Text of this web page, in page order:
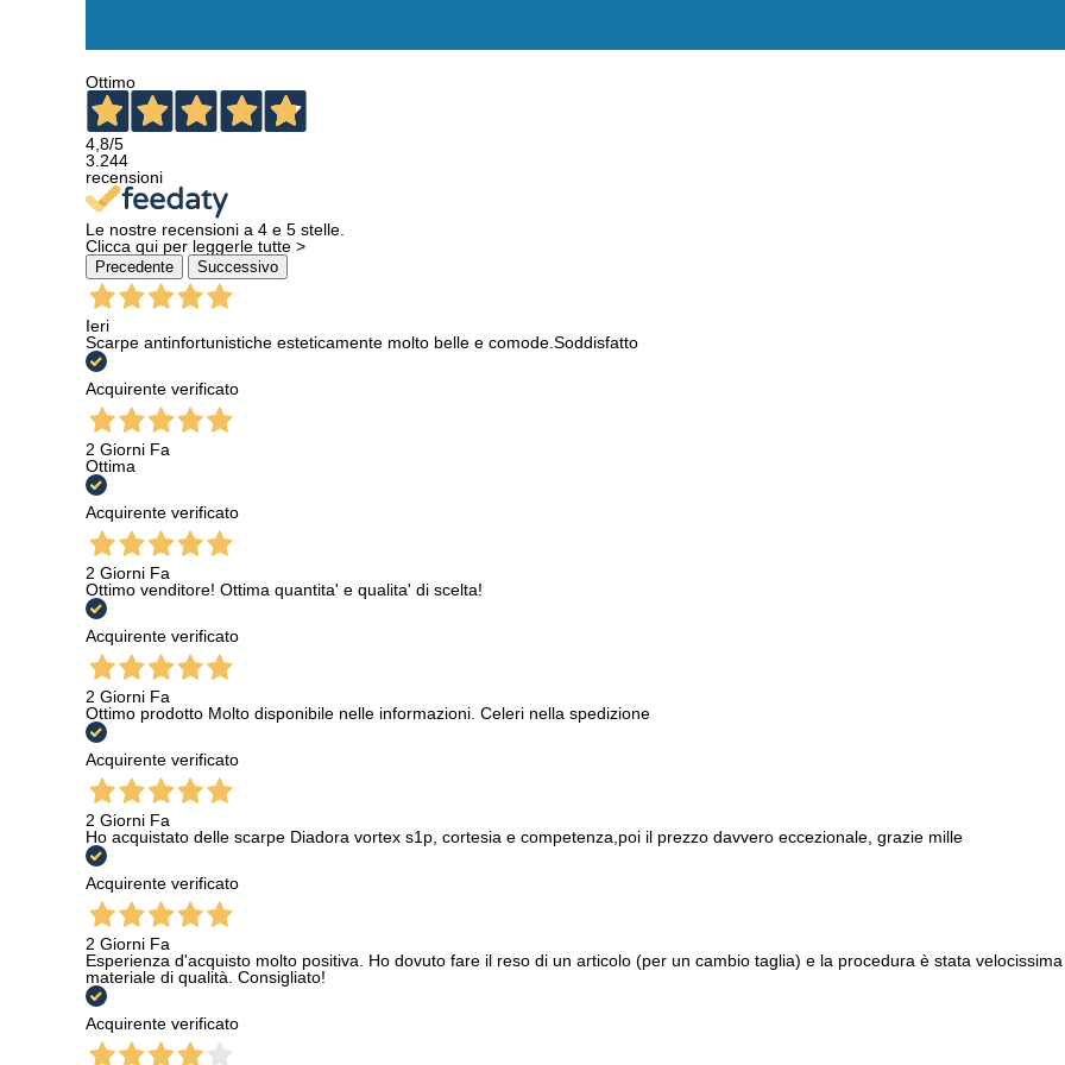
Ottimo
4,8/5
3.244
recensioni
Le nostre recensioni a 4 e 5 stelle.
Clicca qui per leggerle tutte >
Precedente Successivo
Ieri
Scarpe antinfortunistiche esteticamente molto belle e comode.Soddisfatto
Acquirente verificato
2 Giorni Fa
Ottima
Acquirente verificato
2 Giorni Fa
Ottimo venditore! Ottima quantita' e qualita' di scelta!
Acquirente verificato
2 Giorni Fa
Ottimo prodotto Molto disponibile nelle informazioni. Celeri nella spedizione
Acquirente verificato
2 Giorni Fa
Ho acquistato delle scarpe Diadora vortex s1p, cortesia e competenza,poi il prezzo davvero eccezionale, grazie mille
Acquirente verificato
2 Giorni Fa
Esperienza d'acquisto molto positiva. Ho dovuto fare il reso di un articolo (per un cambio taglia) e la procedura è stata
materiale di qualità. Consigliato!
Acquirente verificato